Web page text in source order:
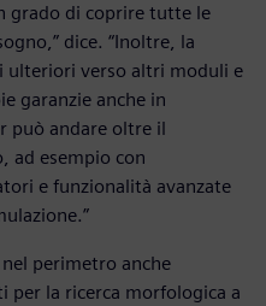
grado di coprire tutte le
dice. “Inoltre, la
ulteriori verso altri moduli e
garanzie anche in
può andare oltre il
ad esempio con
e funzionalità avanzate
perimetro anche
per la ricerca morfologica a